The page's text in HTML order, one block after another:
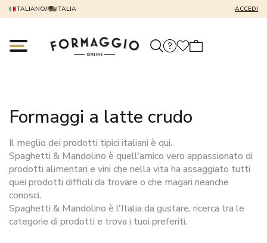
ITALIANO/ ITALIA ACCEDI
Formaggi a latte crudo
Il meglio dei prodotti tipici italiani è qui.
Spaghetti & Mandolino è quell'amico vero appassionato di
prodotti alimentari e vini che nella vita ha assaggiato tutti
quei prodotti difficili da trovare o che magari neanche
conosci.
Spaghetti & Mandolino è l'Italia da gustare, ricerca tra le
categorie di prodotti e trova i tuoi preferiti.